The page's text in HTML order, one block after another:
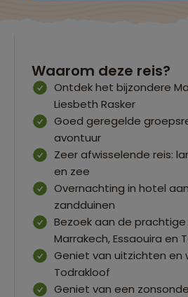
Waarom deze reis?
Ontdek het bijzondere
Liesbeth Rasker
Goed geregelde
avontuur
Zeer afwisselende reis:
en zee
Overnachting in hotel
zandduinen
Bezoek aan de
Marrakech, Essaouira en
Geniet van uitzichten en
Todrakloof
Geniet van een